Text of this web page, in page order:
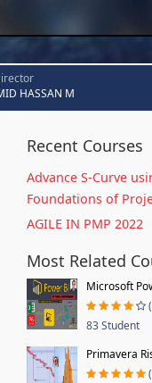
HASSAN M
Recent Courses
Advance S-Curve
Foundations of
AGILE IN PMP 2022
Most Related
Microsoft
83 Student
Primavera